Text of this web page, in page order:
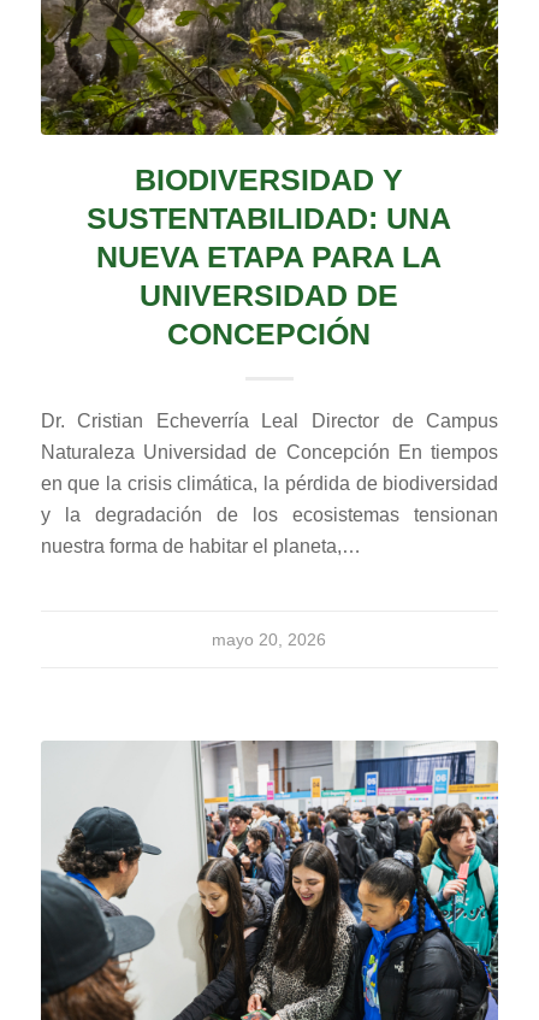
BIODIVERSIDAD Y
SUSTENTABILIDAD: UNA
NUEVA ETAPA PARA LA
UNIVERSIDAD DE
CONCEPCIÓN
Dr. Cristian Echeverría Leal Director de Campus
Naturaleza Universidad de Concepción En tiempos
en que la crisis climática, la pérdida de biodiversidad
y la degradación de los ecosistemas tensionan
nuestra forma de habitar el planeta,…
mayo 20, 2026